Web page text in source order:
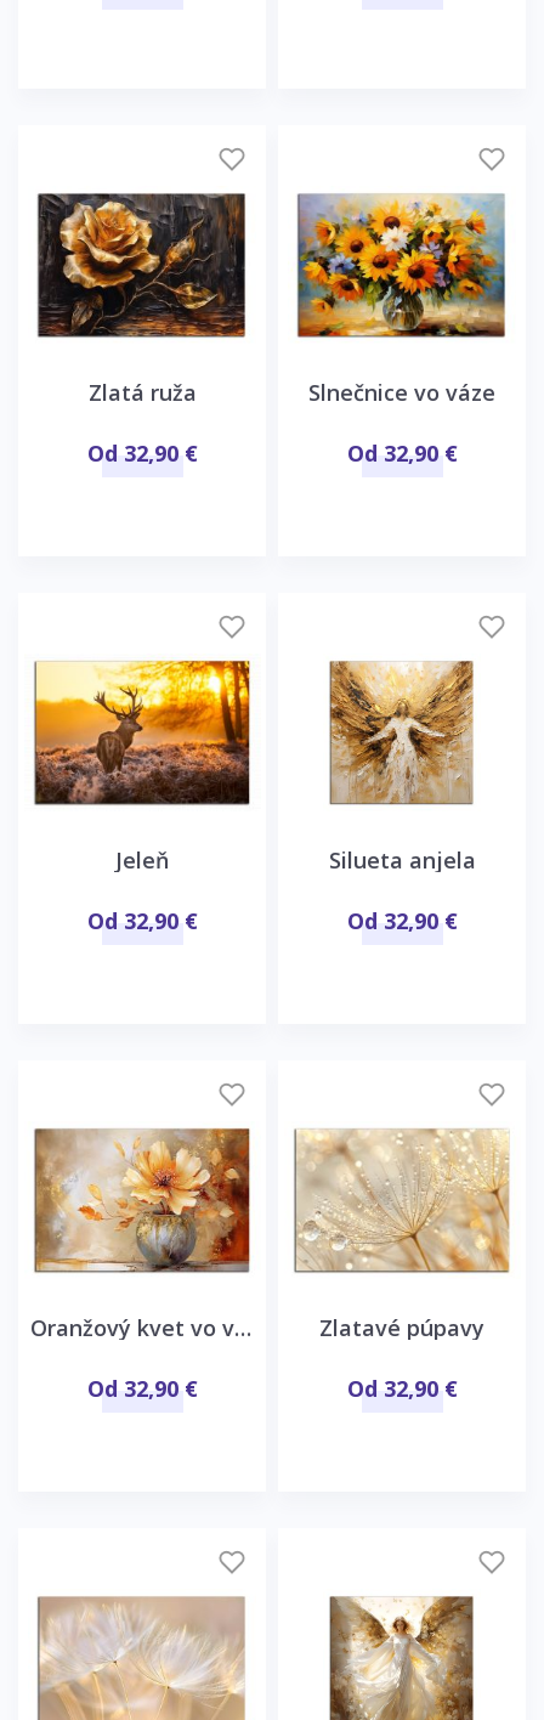
Zlatá ruža
Od 32,90 €
Slnečnice vo váze
Od 32,90 €
Jeleň
Od 32,90 €
Silueta anjela
Od 32,90 €
Oranžový kvet vo váze
Od 32,90 €
Zlatavé púpavy
Od 32,90 €